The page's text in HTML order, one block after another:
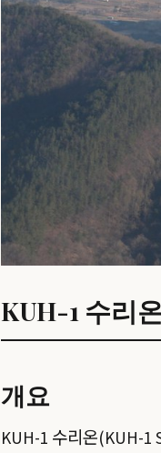
KUH-1 수리
개요
KUH-1 수리온(KUH-1